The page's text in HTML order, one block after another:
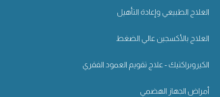
العلاج الطبيعي وإعادة التأهيل
العلاج بالأكسجين عالي الضغط
الكيروبراكتيك - علاج تقويم العمود الفقري
أمراض الجهاز الهضمي